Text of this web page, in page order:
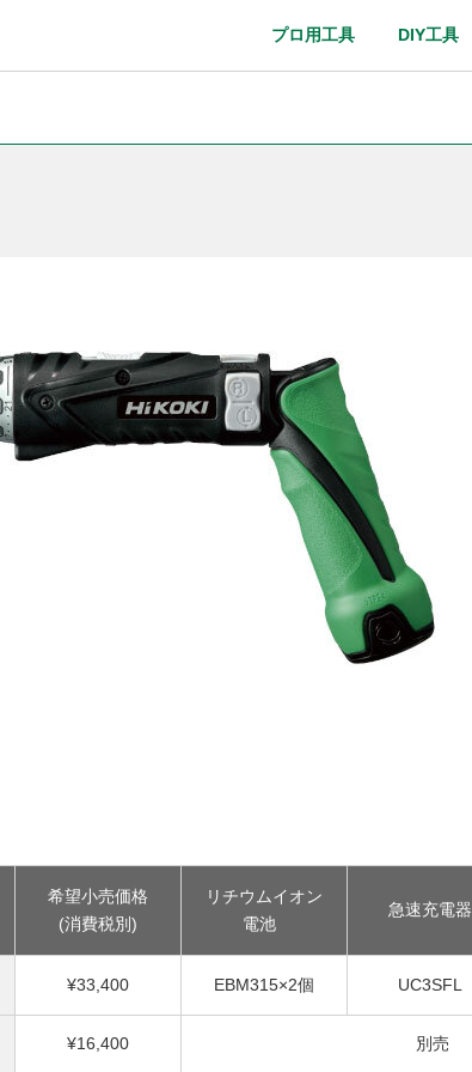
プロ用工具 DIY工具
希望小売価格
(消費税別)
リチウムイオン
電池
急速充電器
¥33,400 EBM315×2個 UC3SFL
¥16,400 別売